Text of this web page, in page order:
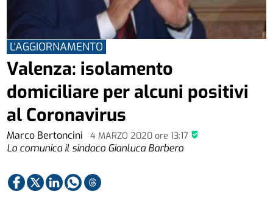
Marco Bertoncini 4 MARZO 2020ore 13:17
L'AGGIORNAMENTO
Valenza: isolamento
domiciliare per alcuni positivi
al Coronavirus
Lo comunica il sindaco Gianluca Barbero